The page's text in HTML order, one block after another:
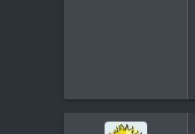
Тольятти, Russia